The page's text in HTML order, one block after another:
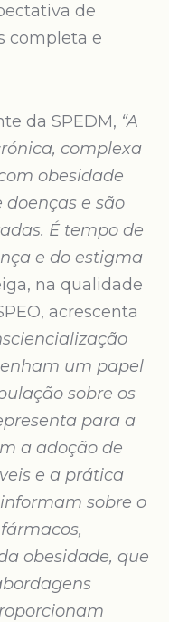
de
completa e
da SPEDM, “A
complexa
obesidade
e são
É tempo de
e do estigma
na qualidade
acrescenta
um papel
sobre os
para a
a adoção de
e a prática
sobre o
obesidade, que